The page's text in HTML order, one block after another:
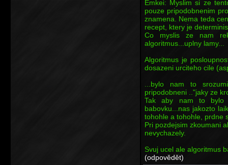
Emkei: Myslim si ze
pouze pripodobnenim
znamena. Nema teda
recept, ktery je
Co myslis ze nam
algoritmus...uplny lamy...
Algoritmus je
dosazeni urciteho cile
...bylo nam to
pripodobneni .."jaky ze
Tak aby nam to bylo
babovku...nas jakozto
tohohle a tohohle, prdne
Pri pozdejsim zkoumani
nevychazely.
Svuj ucel ale algoritmus
(odpovědět)